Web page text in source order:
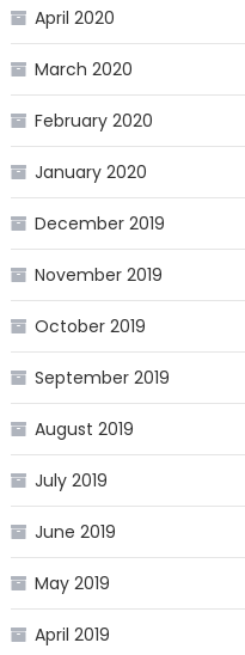
April 2020
March 2020
February 2020
January 2020
December 2019
November 2019
October 2019
September 2019
August 2019
July 2019
June 2019
May 2019
April 2019